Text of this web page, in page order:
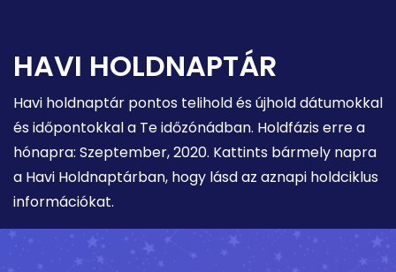
HAVI HOLDNAPTÁR
Havi holdnaptár pontos telihold és újhold dátumokkal
és időpontokkal a Te időzónádban. Holdfázis erre a
hónapra: Szeptember, 2020. Kattints bármely napra
a Havi Holdnaptárban, hogy lásd az aznapi holdciklus
információkat.